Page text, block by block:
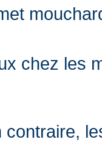
chez les
contraire,